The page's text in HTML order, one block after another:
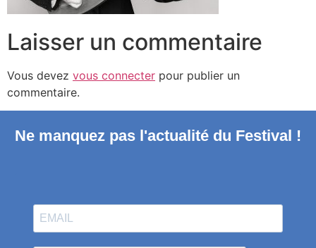
Laisser un commentaire
Vous devez vous connecter pour publier un
commentaire.
Ne manquez pas l'actualité du Festival !